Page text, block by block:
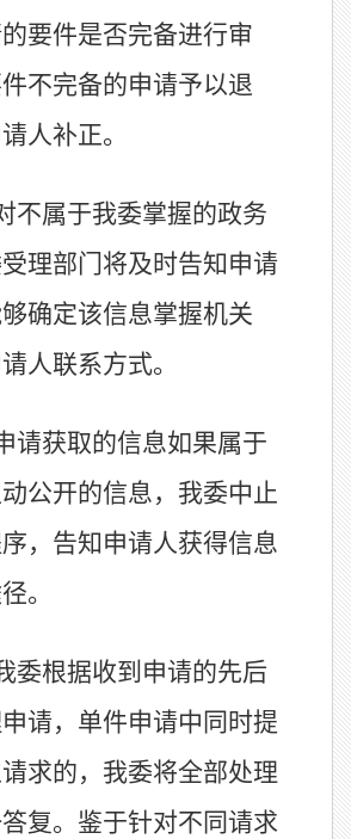
要件是否完备进行审
不完备的申请予以退
人补正。
不属于我委掌握的政务
理部门将及时告知申请
确定该信息掌握机关
人联系方式。
请获取的信息如果属于
公开的信息，我委中止
，告知申请人获得信息
。
委根据收到申请的先后
请，单件申请中同时提
求的，我委将全部处理
复。鉴于针对不同请求